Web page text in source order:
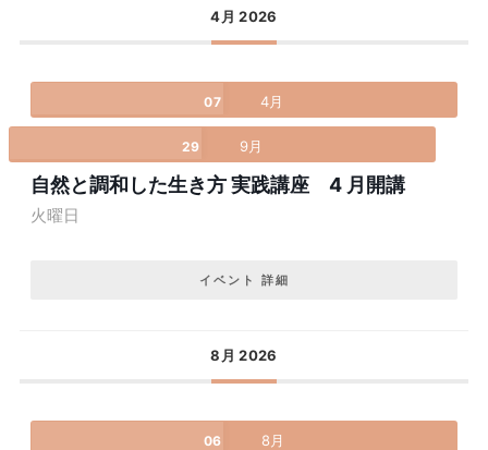
4月 2026
07 4月
29 9月
自然と調和した生き方 実践講座 4 月開講
火曜日
イベント 詳細
8月 2026
06 8月